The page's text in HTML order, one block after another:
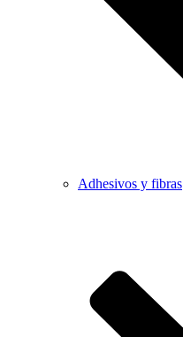
Adhesivos y fibras